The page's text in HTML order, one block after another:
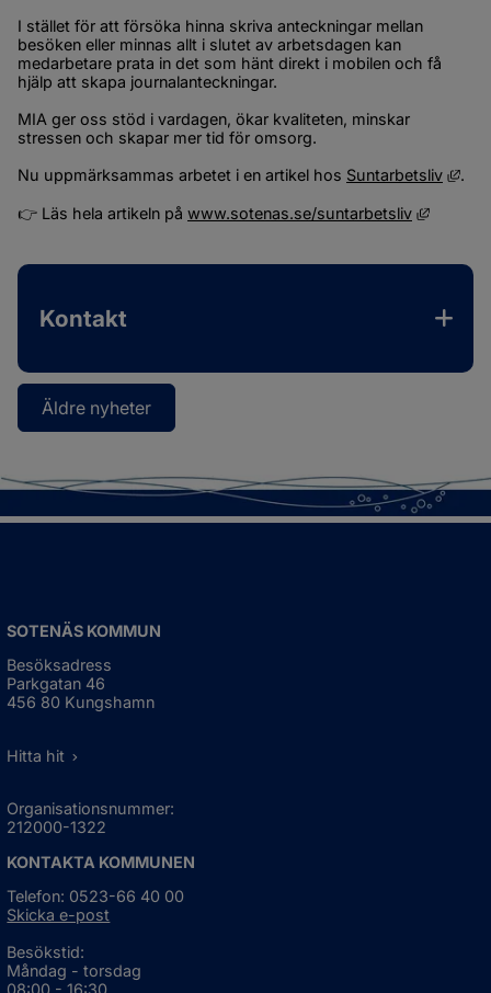
I stället för att försöka hinna skriva anteckningar mellan
besöken eller minnas allt i slutet av arbetsdagen kan
medarbetare prata in det som hänt direkt i mobilen och få
hjälp att skapa journalanteckningar.
MIA ger oss stöd i vardagen, ökar kvaliteten, minskar
stressen och skapar mer tid för omsorg.
Nu uppmärksammas arbetet i en artikel hos Suntarbetsliv .
👉 Läs hela artikeln på www.sotenas.se/suntarbetsliv Länk till
Kontakt
Äldre nyheter
SOTENÄS KOMMUN
Besöksadress
Parkgatan 46
456 80 Kungshamn
Hitta hit
Organisationsnummer:
212000-1322
KONTAKTA KOMMUNEN
Telefon: 0523-66 40 00
Skicka e-post
Besökstid:
Måndag - torsdag
08:00 - 16:30